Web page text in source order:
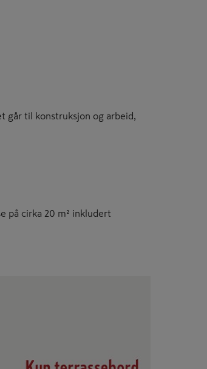
går til konstruksjon og arbeid,
på cirka 20 m² inkludert